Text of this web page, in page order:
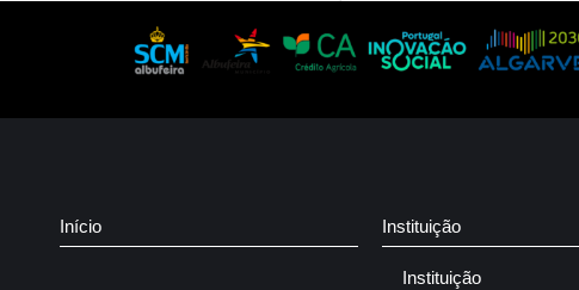
Início Instituição
Instituição